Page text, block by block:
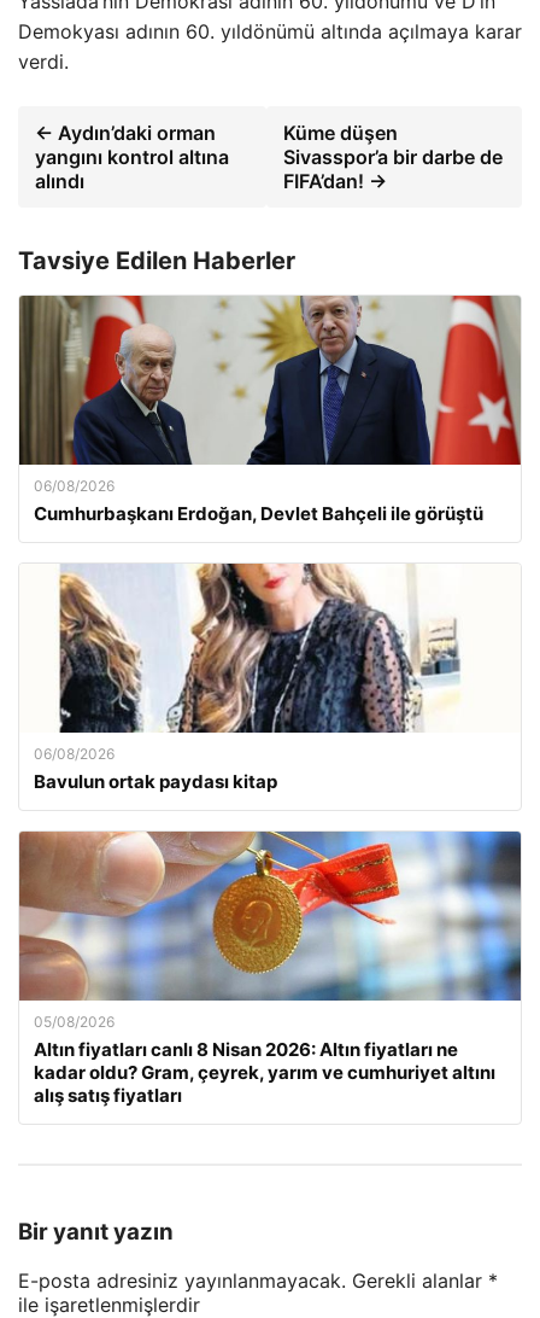
Demokyası adının 60. yıldönümü altında açılmaya karar
verdi.
← Aydın’daki orman
yangını kontrol altına
alındı
Küme düşen
Sivasspor’a bir darbe de
FIFA’dan! →
Tavsiye Edilen Haberler
06/08/2026
Cumhurbaşkanı Erdoğan, Devlet Bahçeli ile görüştü
06/08/2026
Bavulun ortak paydası kitap
05/08/2026
Altın fiyatları canlı 8 Nisan 2026: Altın fiyatları ne
kadar oldu? Gram, çeyrek, yarım ve cumhuriyet altını
alış satış fiyatları
Bir yanıt yazın
E-posta adresiniz yayınlanmayacak. Gerekli alanlar *
ile işaretlenmişlerdir